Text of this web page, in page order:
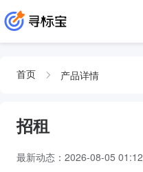
首页 产品详情
招租
最新动态： 2026-08-05 01:12